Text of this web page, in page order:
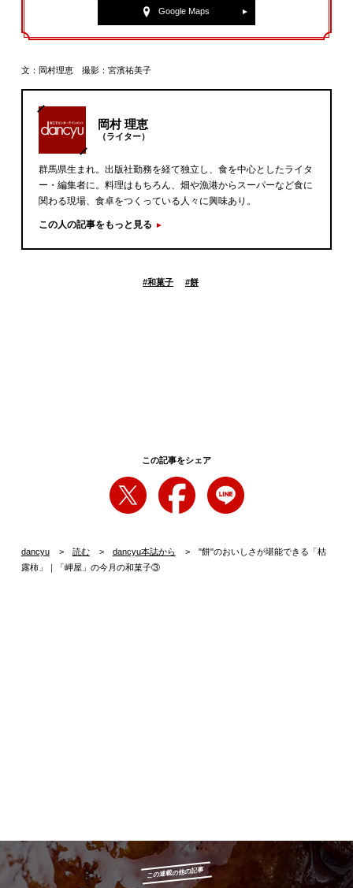
Google Maps
文：岡村理恵 撮影：宮濱祐美子
岡村 理恵
（ライター）
群馬県生まれ。出版社勤務を経て独立し、食を中心としたライタ
ー・編集者に。料理はもちろん、畑や漁港からスーパーなど食に
関わる現場、食卓をつくっている人々に興味あり。
この人の記事をもっと見る
#和菓子 #餅
この記事をシェア
dancyu 読む dancyu本誌から
"餅"のおいしさが堪能できる「枯
露柿」｜「岬屋」の今月の和菓子③
この連載の他の記事